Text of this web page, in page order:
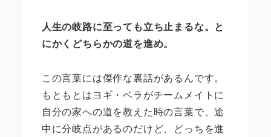
人生の岐路に至っても立ち止まるな。と
にかくどちらかの道を進め。
この言葉には傑作な裏話があるんです。
もともとはヨギ・ベラがチームメイトに
自分の家への道を教えた時の言葉で、途
中に分岐点があるのだけど、どっちを進